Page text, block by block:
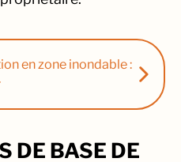
en zone inondable :
DE BASE DE